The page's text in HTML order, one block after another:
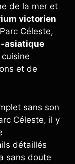
de la mer et
victorien
Céleste,
asiatique
et de
sans son
Céleste, il y
détaillés
sans doute